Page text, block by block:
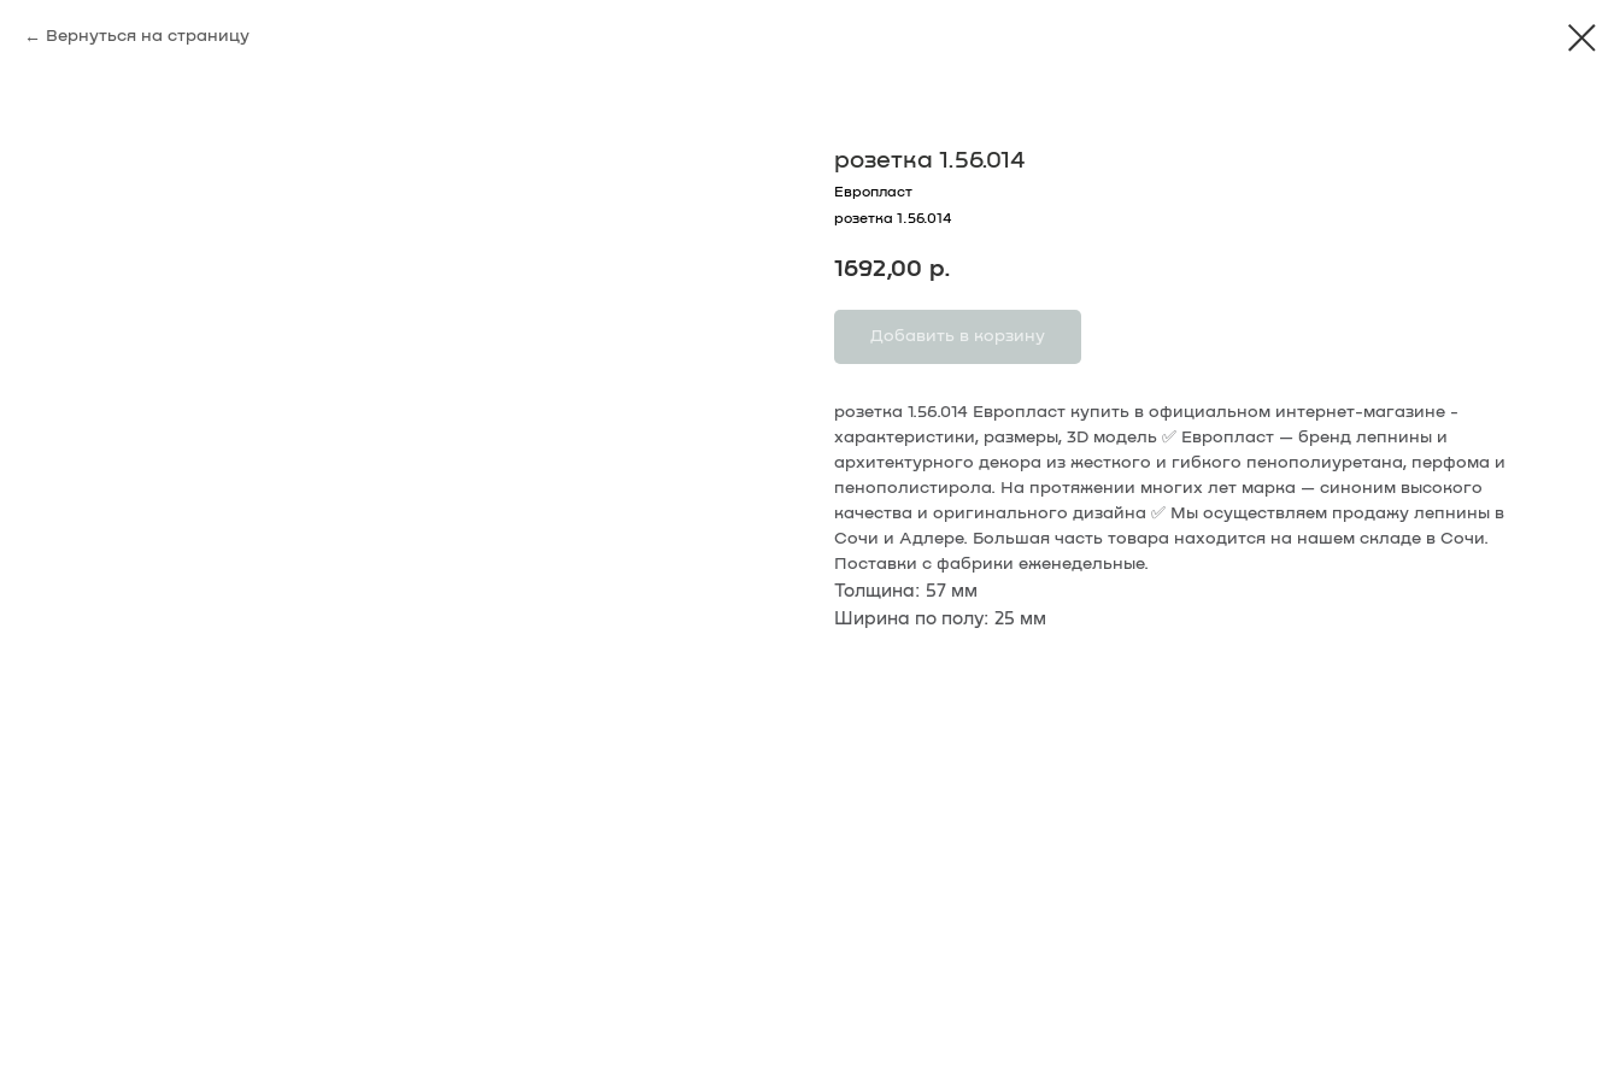
Вернуться на страницу
розетка 1.56.014
Европласт
розетка 1.56.014
1692,00 р.
Добавить в корзину
розетка 1.56.014 Европласт купить в официальном интернет-магазине -
характеристики, размеры, 3D модель ✅ Европласт — бренд лепнины и
архитектурного декора из жесткого и гибкого пенополиуретана, перфома и
пенополистирола. На протяжении многих лет марка — cиноним высокого
качества и оригинального дизайна ✅ Мы осуществляем продажу лепнины в
Сочи и Адлере. Большая часть товара находится на нашем складе в Сочи.
Поставки с фабрики еженедельные.
Толщина: 57 мм
Ширина по полу: 25 мм